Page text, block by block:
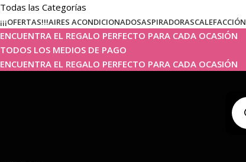
Todas las Categorías
¡¡¡OFERTAS!!!AIRES ACONDICIONADOSASPIRADORASCALEFACCIÓN
ENCUENTRA EL REGALO PERFECTO PARA CADA OCASIÓN
TODOS LOS MEDIOS DE PAGO
ENCUENTRA EL REGALO PERFECTO PARA CADA OCASIÓN